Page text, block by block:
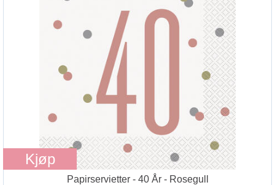
Kjøp
Papirservietter - 40 År - Rosegull